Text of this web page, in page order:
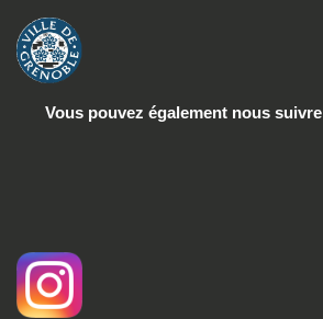
Vous pouvez également nous suivre